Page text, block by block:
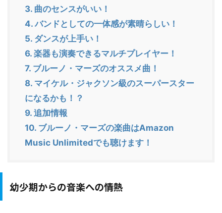
3. 曲のセンスがいい！
4.バンドとしての一体感が素晴らしい！
5. ダンスが上手い！
6. 楽器も演奏できるマルチプレイヤー！
7. ブルーノ・マーズのオススメ曲！
8. マイケル・ジャクソン級のスーパースター
になるかも！？
9. 追加情報
10. ブルーノ・マーズの楽曲はAmazon
Music Unlimitedでも聴けます！
幼少期からの音楽への情熱